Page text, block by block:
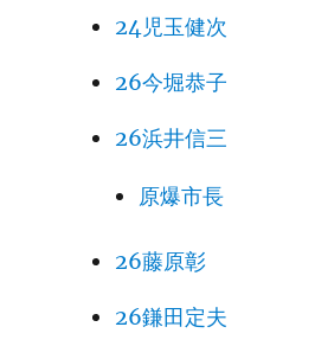
24児玉健次
26今堀恭子
26浜井信三
原爆市長
26藤原彰
26鎌田定夫